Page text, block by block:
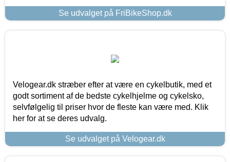
Se udvalget på FriBikeShop.dk
Velogear.dk stræber efter at være en cykelbutik, med et
godt sortiment af de bedste cykelhjelme og cykelsko,
selvfølgelig til priser hvor de fleste kan være med. Klik
her for at se deres udvalg.
Se udvalget på Velogear.dk